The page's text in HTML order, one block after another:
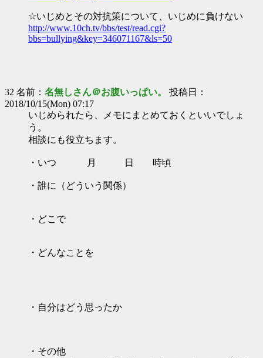
☆いじめとその対抗策について、いじめに負けない
http://www.10ch.tv/bbs/test/read.cgi?
bbs=bullying&key=346071167&ls=50
32 名前： 名無しさん＠お腹いっぱい。 投稿日：
2018/10/15(Mon) 07:17
いじめられたら、メモにまとめておくといいでしょ
う。
相談にも役立ちます。
・いつ 月 日 時頃
・誰に（どういう関係）
・どこで
・どんなことを
・自分はどう思ったか
・その他